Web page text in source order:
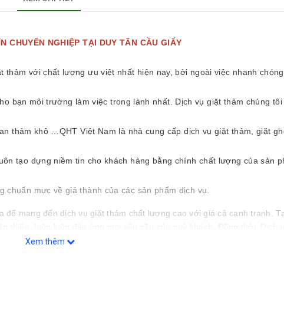
NGHIỆP TẠI DUY TÂN CẦU GIẤY
thảm với chất lượng ưu việt nhất hiện nay, bởi ngoài việc nhanh
bạn môi trường làm việc trong lành nhất. Dịch vụ giặt thảm chúng tôi
thảm khô …QHT Việt Nam là nhà cung cấp dịch vụ giặt thảm, giặt
tạo dựng niềm tin cho khách hàng bằng chính chất lượng của sản
chuẩn mực về giá thành của các sản phẩm dịch vụ.
để mang đến dịch vụ giặt thảm chất lượng cao với giá cả cạnh tranh.
bị chất lượng cao nhằm mang lại lợi ích tối đa cho quý khách. QHT
Xem thêm